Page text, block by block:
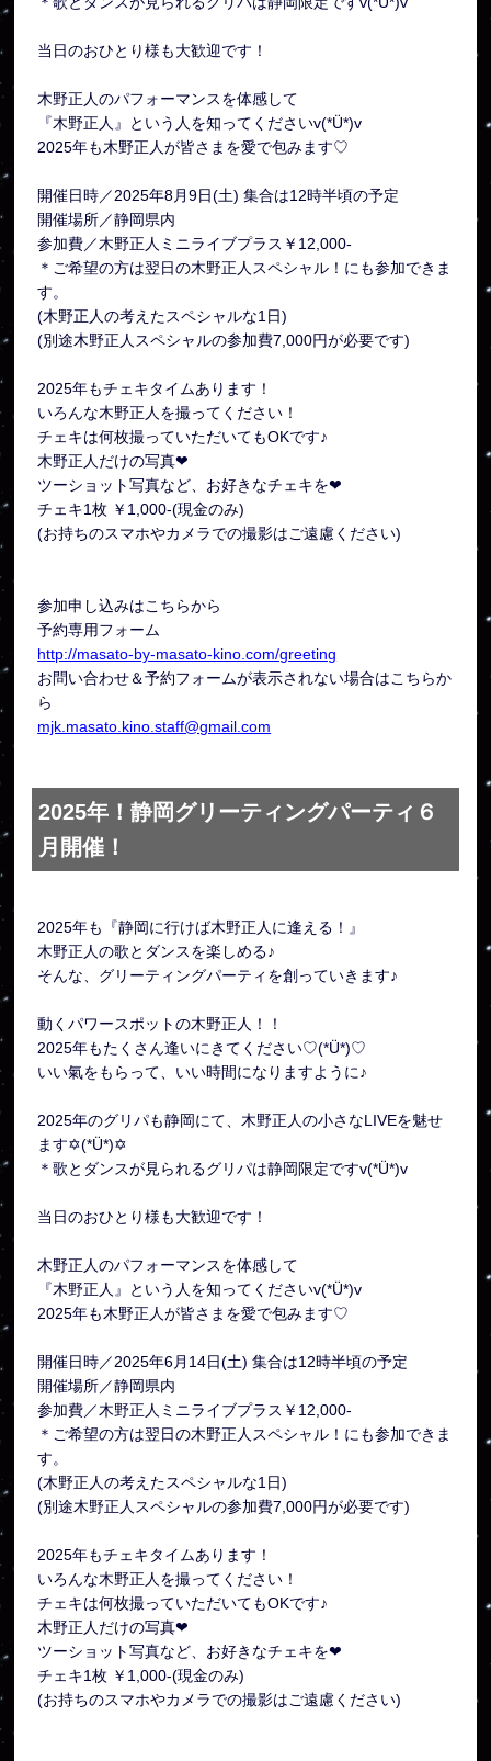
当日のおひとり様も大歓迎です！
木野正人のパフォーマンスを体感して
『木野正人』という人を知ってくださいv(*Ü*)v
2025年も木野正人が皆さまを愛で包みます♡
開催日時／2025年8月9日(土) 集合は12時半頃の予定
開催場所／静岡県内
参加費／木野正人ミニライブプラス￥12,000-
＊ご希望の方は翌日の木野正人スペシャル！にも参加できま
す。
(木野正人の考えたスペシャルな1日)
(別途木野正人スペシャルの参加費7,000円が必要です)
2025年もチェキタイムあります！
いろんな木野正人を撮ってください！
チェキは何枚撮っていただいてもOKです♪
木野正人だけの写真❤
ツーショット写真など、お好きなチェキを❤︎
チェキ1枚 ￥1,000-(現金のみ)
(お持ちのスマホやカメラでの撮影はご遠慮ください)
参加申し込みはこちらから
予約専用フォーム
http://masato-by-masato-kino.com/greeting
お問い合わせ＆予約フォームが表示されない場合はこちらか
ら
mjk.masato.kino.staff@gmail.com
2025年！静岡グリーティングパーティ６
月開催！
2025年も『静岡に行けば木野正人に逢える！』
木野正人の歌とダンスを楽しめる♪
そんな、グリーティングパーティを創っていきます♪
動くパワースポットの木野正人！！
2025年もたくさん逢いにきてください♡(*Ü*)♡
いい氣をもらって、いい時間になりますように♪
2025年のグリパも静岡にて、木野正人の小さなLIVEを魅せ
ます✡(*Ü*)✡
＊歌とダンスが見られるグリパは静岡限定ですv(*Ü*)v
当日のおひとり様も大歓迎です！
木野正人のパフォーマンスを体感して
『木野正人』という人を知ってくださいv(*Ü*)v
2025年も木野正人が皆さまを愛で包みます♡
開催日時／2025年6月14日(土) 集合は12時半頃の予定
開催場所／静岡県内
参加費／木野正人ミニライブプラス￥12,000-
＊ご希望の方は翌日の木野正人スペシャル！にも参加できま
す。
(木野正人の考えたスペシャルな1日)
(別途木野正人スペシャルの参加費7,000円が必要です)
2025年もチェキタイムあります！
いろんな木野正人を撮ってください！
チェキは何枚撮っていただいてもOKです♪
木野正人だけの写真❤
ツーショット写真など、お好きなチェキを❤︎
チェキ1枚 ￥1,000-(現金のみ)
(お持ちのスマホやカメラでの撮影はご遠慮ください)